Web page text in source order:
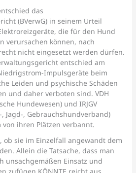
das
(BVerwG) in seinem Urteil
die für den Hund
verursachen können, nach
nicht eingesetzt werden dürfen.
entschied am
Impulsgeräte beim
Leiden und psychische Schäden
und daher verboten sind. VDH
Hundewesen) und IRJGV
Jagd-, Gebrauchshundverband)
von ihren Plätzen verbannt.
ob sie im Einzelfall angewandt dem
Allein die Tatsache, dass man
unsachgemäßen Einsatz und